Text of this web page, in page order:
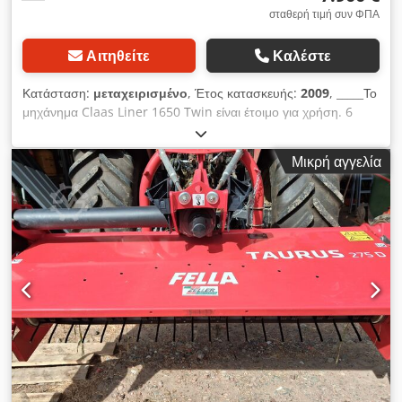
σταθερή τιμή συν ΦΠΑ
Αιτηθείτε Καλέστε
Κατάσταση: μεταχειρισμένο, Έτος κατασκευής: 2009, _____Το
μηχάνημα Claas Liner 1650 Twin είναι έτοιμο για χρήση. 6
τροχοί. Τιμή: 7.900,00 ευρώ καθαρά. Τοποθεσία αποθήκευσης:
μη διαθέσιμη. Dcjdszp Angopfx Aqiek
Μικρή αγγελία